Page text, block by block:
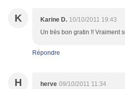
K Karine D. 10/10/2011 19:43
Un très bon gratin !! Vraiment
Répondre
H herve 09/10/2011 11:34